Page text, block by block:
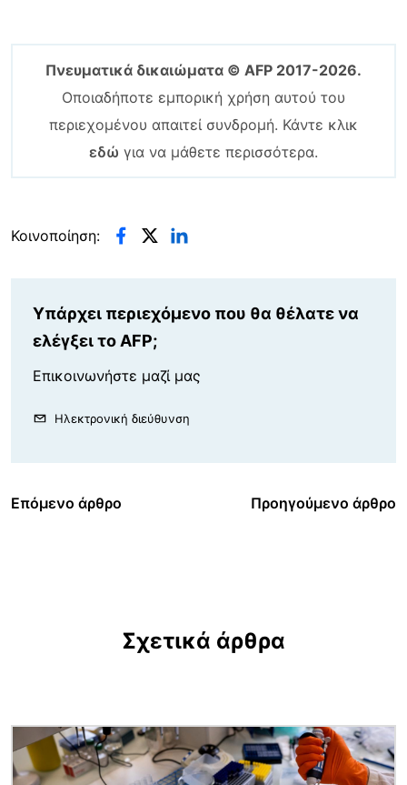
Πνευματικά δικαιώματα © AFP 2017-2026.
Οποιαδήποτε εμπορική χρήση αυτού του
περιεχομένου απαιτεί συνδρομή. Κάντε κλικ
εδώ για να μάθετε περισσότερα.
Κοινοποίηση:
Υπάρχει περιεχόμενο που θα θέλατε να
ελέγξει το AFP;
Επικοινωνήστε μαζί μας
Ηλεκτρονική διεύθυνση
Επόμενο άρθρο Προηγούμενο άρθρο
Σχετικά άρθρα
Εικόνα